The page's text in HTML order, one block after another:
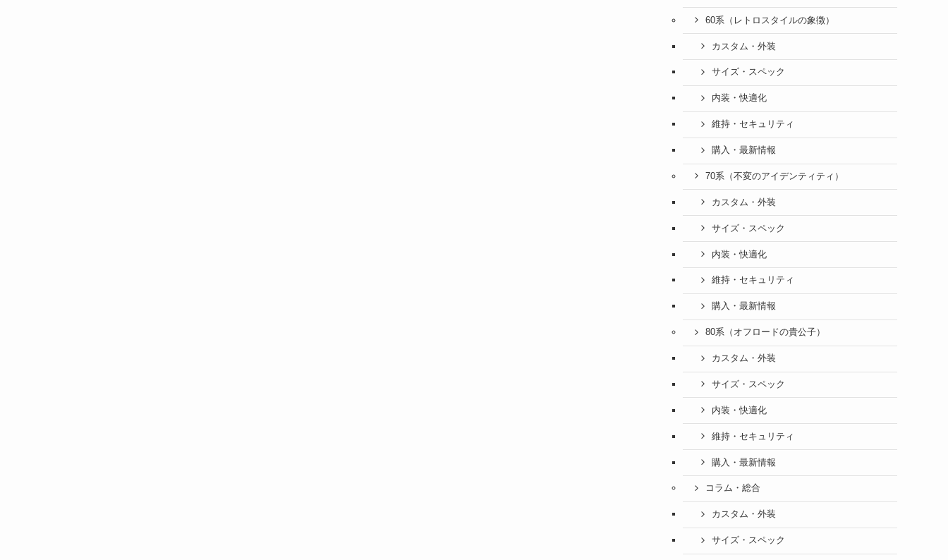
60系（レトロスタイルの象徴）
カスタム・外装
サイズ・スペック
内装・快適化
維持・セキュリティ
購入・最新情報
70系（不変のアイデンティティ）
カスタム・外装
サイズ・スペック
内装・快適化
維持・セキュリティ
購入・最新情報
80系（オフロードの貴公子）
カスタム・外装
サイズ・スペック
内装・快適化
維持・セキュリティ
購入・最新情報
コラム・総合
カスタム・外装
サイズ・スペック